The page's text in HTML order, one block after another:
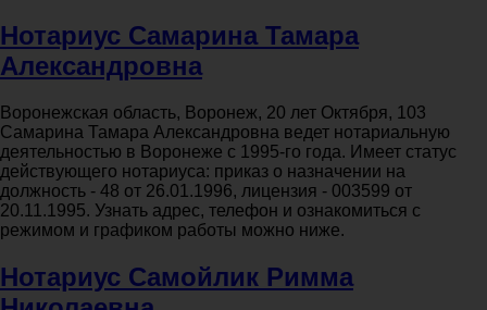
Нотариус Самарина Тамара
Александровна
Воронежская область, Воронеж, 20 лет Октября, 103
Самарина Тамара Александровна ведет нотариальную
деятельностью в Воронеже с 1995-го года. Имеет статус
действующего нотариуса: приказ о назначении на
должность - 48 от 26.01.1996, лицензия - 003599 от
20.11.1995. Узнать адрес, телефон и ознакомиться с
режимом и графиком работы можно ниже.
Нотариус Самойлик Римма